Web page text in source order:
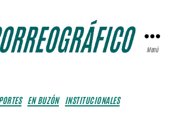
Menú
Categorías
EN BUZÓN INSTITUCIONALES